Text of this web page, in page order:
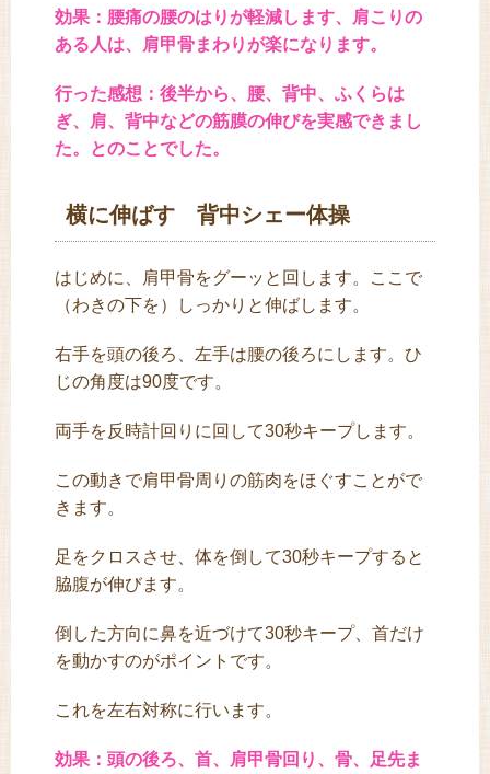
効果：腰痛の腰のはりが軽減します、肩こりの
ある人は、肩甲骨まわりが楽になります。
行った感想：後半から、腰、背中、ふくらは
ぎ、肩、背中などの筋膜の伸びを実感できまし
た。とのことでした。
横に伸ばす 背中シェー体操
はじめに、肩甲骨をグーッと回します。ここで
（わきの下を）しっかりと伸ばします。
右手を頭の後ろ、左手は腰の後ろにします。ひ
じの角度は90度です。
両手を反時計回りに回して30秒キープします。
この動きで肩甲骨周りの筋肉をほぐすことがで
きます。
足をクロスさせ、体を倒して30秒キープすると
脇腹が伸びます。
倒した方向に鼻を近づけて30秒キープ、首だけ
を動かすのがポイントです。
これを左右対称に行います。
効果：頭の後ろ、首、肩甲骨回り、骨、足先ま